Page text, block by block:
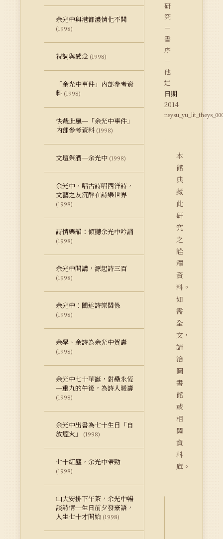
余光中與港都濃情化不開
(1998)
祝詞與感念 (1998)
「余光中事件」內部參考資
料 (1998)
快哉此風─「余光中事件」
內部參考資料 (1998)
文壇祭酒─余光中 (1998)
余光中，唱古詩唱西洋詩，
文藝之友沉醉在詩樂世界
(1998)
詩情樂韻：傾聽余光中吟誦
(1998)
余光中開講，源起詩三百
(1998)
余光中：闡述詩樂關係
(1998)
余學、余詩為余光中賀壽
(1998)
余光中七十華誕，對壘永恆
─重九的午後，為詩人暖壽
(1998)
余光中出書為七十生日「自
放煙火」
(1998)
七十紅塵，余光中帶勁
(1998)
山大安排下午茶，余光中暢
談詩情─生日前夕發豪語，
人生七十才開始 (1998)
研
究
－
書
序
－
他
述
日期
2014
本
館
典
藏
此
研
究
之
詮
釋
資
料。
如
需
全
文，
請
洽
圖
書
館
或
相
關
資
料
庫。